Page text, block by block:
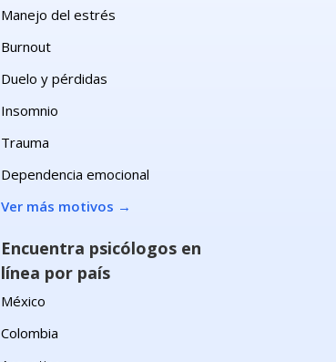
Manejo del estrés
Burnout
Duelo y pérdidas
Insomnio
Trauma
Dependencia emocional
Ver más motivos →
Encuentra psicólogos en
línea por país
México
Colombia